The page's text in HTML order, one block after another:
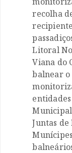
recolha
Litoral
Viana do
balnear
Juntas de